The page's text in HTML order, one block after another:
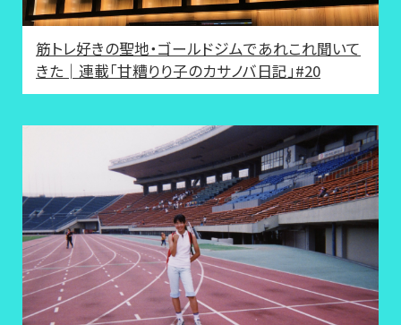
筋トレ好きの聖地・ゴールドジムであれこれ聞いて
きた│連載「甘糟りり子のカサノバ日記」#20